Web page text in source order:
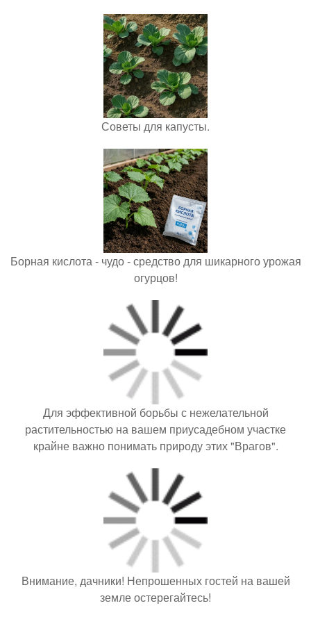
Советы для капусты.
Борная кислота - чудо - средство для шикарного урожая
огурцов!
Для эффективной борьбы с нежелательной
растительностью на вашем приусадебном участке
крайне важно понимать природу этих "Врагов".
Внимание, дачники! Непрошенных гостей на вашей
земле остерегайтесь!